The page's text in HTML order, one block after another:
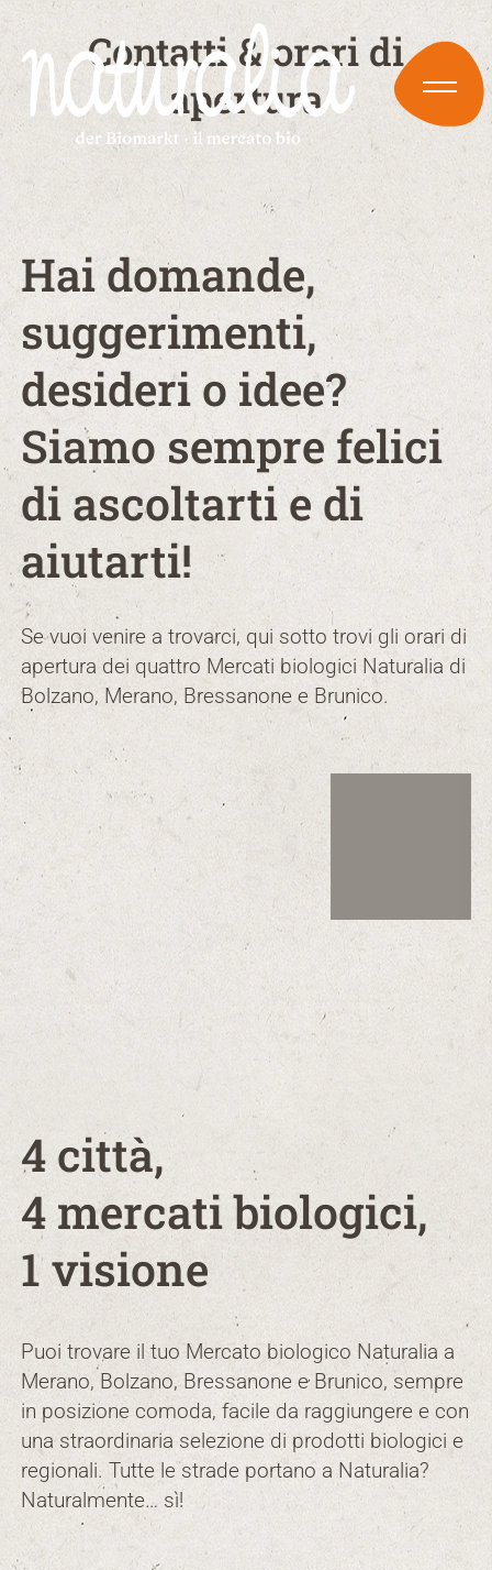
Contatti & orari di
apertura
Hai domande,
suggerimenti,
desideri o idee?
Siamo sempre felici
di ascoltarti e di
aiutarti!
Se vuoi venire a trovarci, qui sotto trovi gli orari di
apertura dei quattro Mercati biologici Naturalia di
Bolzano, Merano, Bressanone e Brunico.
4 città,
4 mercati biologici,
1 visione
Puoi trovare il tuo Mercato biologico Naturalia a
Merano, Bolzano, Bressanone e Brunico, sempre
in posizione comoda, facile da raggiungere e con
una straordinaria selezione di prodotti biologici e
regionali. Tutte le strade portano a Naturalia?
Naturalmente… sì!